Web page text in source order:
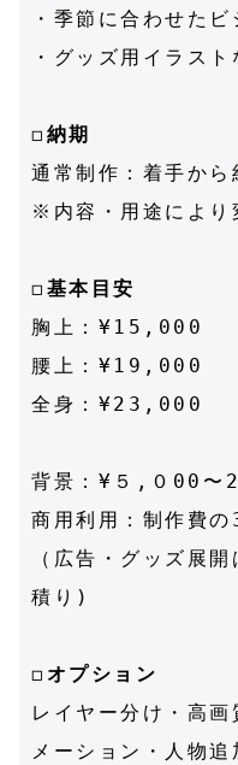
・季節に合わせた
・グッズ用イラスト
◻︎ 納期
通常制作：着手か
※内容・用途により
◻︎ 基本目安
胸上：¥15,000
腰上：¥19,000
全身：¥23,000
背景：¥５,０00
商用利用：制作費の
（広告・グッズ展
積り)
◻︎ オプション
レイヤー分け・高
メーション・人物